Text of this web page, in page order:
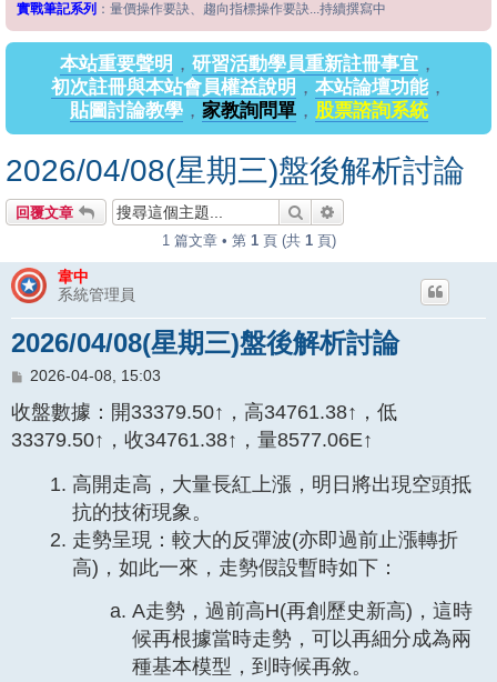
實戰筆記系列 ：量價操作要訣、趨向指標操作要訣...持續撰寫中
本站重要聲明 ， 研習活動學員重新註冊事宜 ，
初次註冊與本站會員權益說明 ， 本站論壇功能，
貼圖討論教學， 家教詢問單， 股票諮詢系統
2026/04/08(星期三)盤後解析討論
回覆文章 搜尋
1 篇文章 • 第 1頁 (共 1頁)
韋中
系統管理員
2026/04/08(星期三)盤後解析討論
文
2026-04-08, 15:03
收盤數據：開33379.50↑，高34761.38↑，低
33379.50↑，收34761.38↑，量8577.06E↑
高開走高，大量長紅上漲，明日將出現空頭抵
抗的技術現象。
走勢呈現：較大的反彈波(亦即過前止漲轉折
高)，如此一來，走勢假設暫時如下：
A走勢，過前高H(再創歷史新高)，這時
候再根據當時走勢，可以再細分成為兩
種基本模型，到時候再敘。